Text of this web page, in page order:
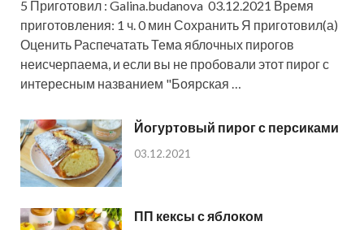
5 Приготовил : Galina.budanova 03.12.2021 Время
приготовления: 1 ч. 0 мин Сохранить Я приготовил(а)
Оценить Распечатать Тема яблочных пирогов
неисчерпаема, и если вы не пробовали этот пирог с
интересным названием "Боярская …
Йогуртовый пирог с персиками
03.12.2021
ПП кексы с яблоком